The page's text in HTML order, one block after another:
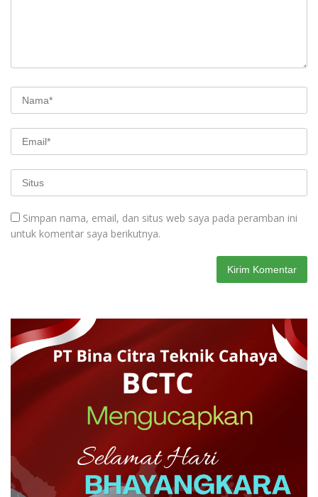
Simpan nama, email, dan situs web saya pada peramban ini
untuk komentar saya berikutnya.